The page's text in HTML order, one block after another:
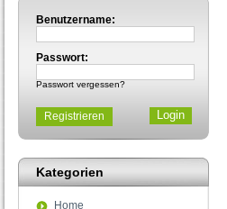
Benutzername:
Passwort:
Passwort vergessen?
Registrieren
Kategorien
Home